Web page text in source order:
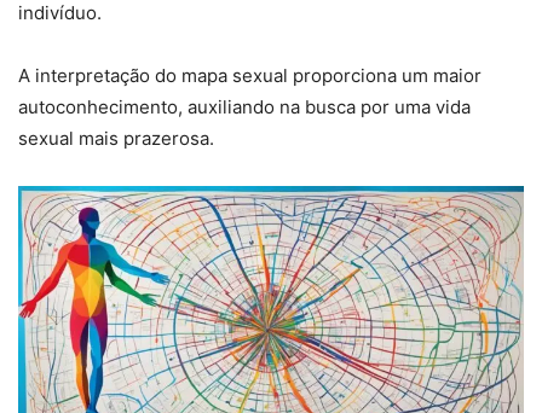
indivíduo.
A interpretação do mapa sexual proporciona um maior
autoconhecimento, auxiliando na busca por uma vida
sexual mais prazerosa.